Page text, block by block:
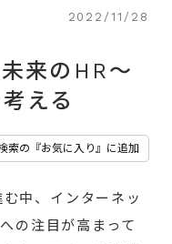
2022/11/28
来のHR～
える
索の『お気に入り』に追加
中、インターネッ
の注目が高まって